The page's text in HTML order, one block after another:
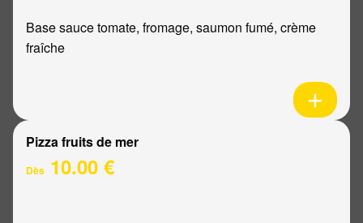
Base sauce tomate, fromage, saumon fumé, crème
fraîche
Pizza fruits de mer
Dès 10.00 €